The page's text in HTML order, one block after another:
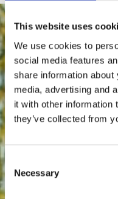
This website uses
We use cookies to
social media features
share information
media, advertising and
it with other information
they’ve collected from
Selection
Necessary